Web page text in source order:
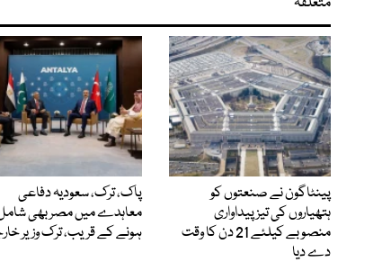
پینٹاگون نے صنعتوں کو
ہتھیاروں کی تیز پیداواری
منصوبے کیلئے 21 دن کا وقت
دے دیا
پاک، ترک، سعودیہ دفاعی
معاہدے میں مصر بھی
ہونے کے قریب، ترک وزیر